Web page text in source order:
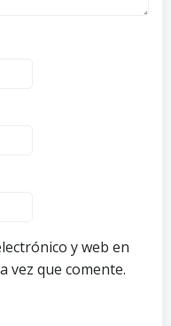
y web en
vez que comente.